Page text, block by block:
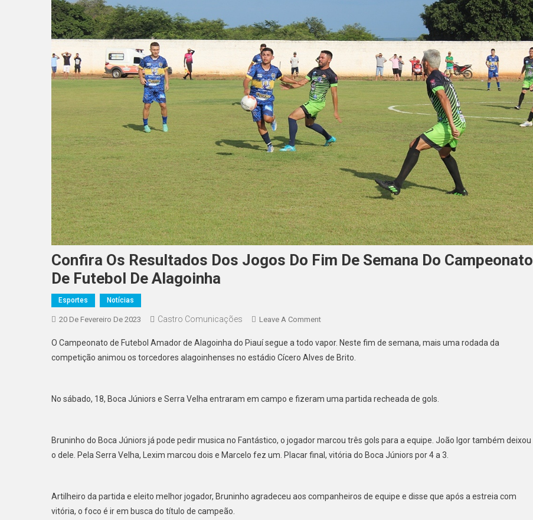
Confira Os Resultados Dos Jogos Do Fim De Semana Do Campeonato
De Futebol De Alagoinha
Esportes Notícias
20 De Fevereiro De 2023 Castro Comunicações Leave A Comment
O Campeonato de Futebol Amador de Alagoinha do Piauí segue a todo vapor. Neste fim de semana, mais uma rodada da
competição animou os torcedores alagoinhenses no estádio Cícero Alves de Brito.
No sábado, 18, Boca Júniors e Serra Velha entraram em campo e fizeram uma partida recheada de gols.
Bruninho do Boca Júniors já pode pedir musica no Fantástico, o jogador marcou três gols para a equipe. João Igor também deixou
o dele. Pela Serra Velha, Lexim marcou dois e Marcelo fez um. Placar final, vitória do Boca Júniors por 4 a 3.
Artilheiro da partida e eleito melhor jogador, Bruninho agradeceu aos companheiros de equipe e disse que após a estreia com
vitória, o foco é ir em busca do título de campeão.